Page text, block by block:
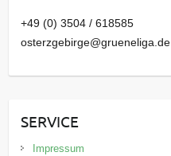
+49 (0) 3504 / 618585
osterzgebirge@grueneliga.de
SERVICE
Impressum